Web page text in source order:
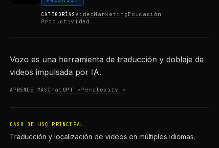
CATEGORÍASVideoMarketingEducación
Productividad
Vozo es una herramienta de traducción y doblaje de
videos impulsada por IA.
APRENDE MÁS ChatGPT ↗ Perplexity ↗
CASO DE USO PRINCIPAL
Traducción y localización de videos en múltiples idiomas.